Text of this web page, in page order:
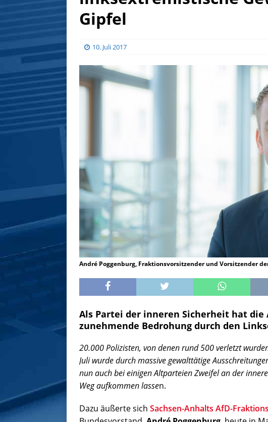
Gipfel
10. Juli 2017
André Poggenburg, Fraktionsvorsitzender und Vorsitzender
Als Partei der inneren Sicherheit hat die
zunehmende Bedrohung durch den
20.000 Polizisten, von denen rund 500 verletzt
Juli wurde durch massive gewalttätige
nun auch bei einigen Altparteien Zweifel an der
Weg aufkommen lassen.
Dazu äußerte sich Sachsen-Anhalts AfD-